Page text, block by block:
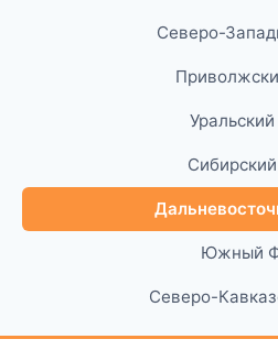
Северо-
Южный
Северо-